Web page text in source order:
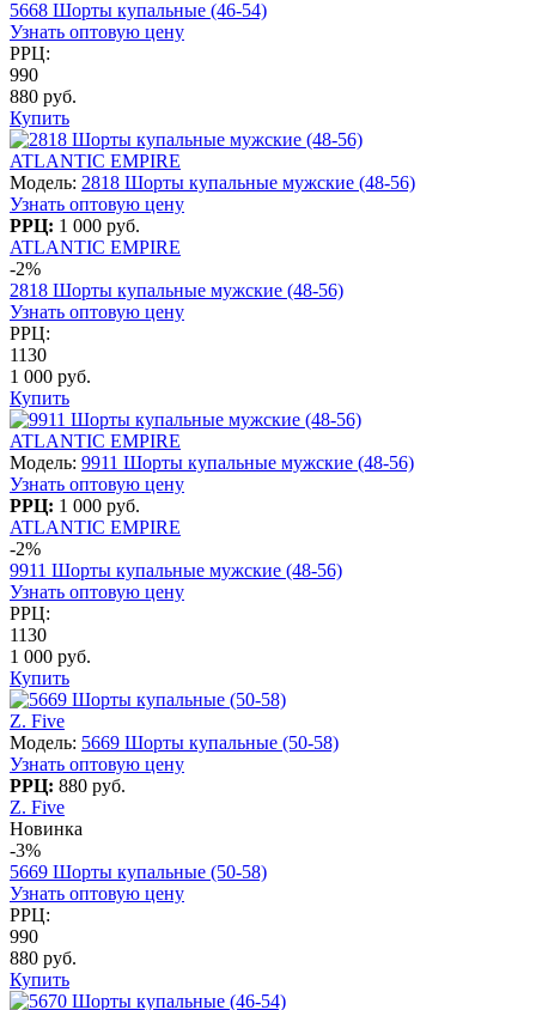
5668 Шорты купальные (46-54)
Узнать оптовую цену
РРЦ:
990
880 руб.
Купить
ATLANTIC EMPIRE
Модель: 2818 Шорты купальные мужские (48-56)
Узнать оптовую цену
РРЦ: 1 000 руб.
ATLANTIC EMPIRE
-2%
2818 Шорты купальные мужские (48-56)
Узнать оптовую цену
РРЦ:
1130
1 000 руб.
Купить
ATLANTIC EMPIRE
Модель: 9911 Шорты купальные мужские (48-56)
Узнать оптовую цену
РРЦ: 1 000 руб.
ATLANTIC EMPIRE
-2%
9911 Шорты купальные мужские (48-56)
Узнать оптовую цену
РРЦ:
1130
1 000 руб.
Купить
Z. Five
Модель: 5669 Шорты купальные (50-58)
Узнать оптовую цену
РРЦ: 880 руб.
Z. Five
Новинка
-3%
5669 Шорты купальные (50-58)
Узнать оптовую цену
РРЦ:
990
880 руб.
Купить